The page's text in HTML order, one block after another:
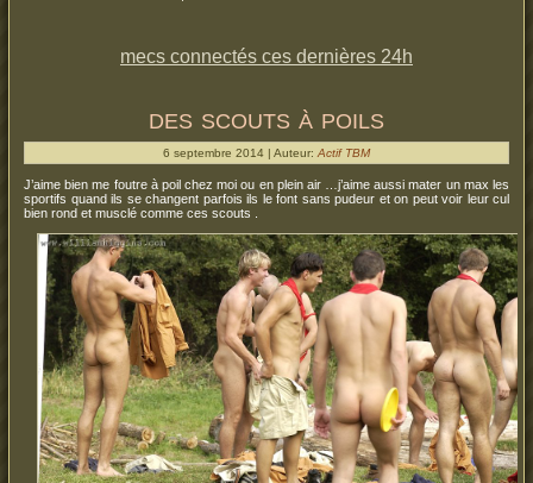
mecs connectés ces dernières 24h
des scouts à poils
6 septembre 2014 | Auteur: Actif TBM
J’aime bien me foutre à poil chez moi ou en plein air …j’aime aussi mater un max les
sportifs quand ils se changent parfois ils le font sans pudeur et on peut voir leur cul
bien rond et musclé comme ces scouts .